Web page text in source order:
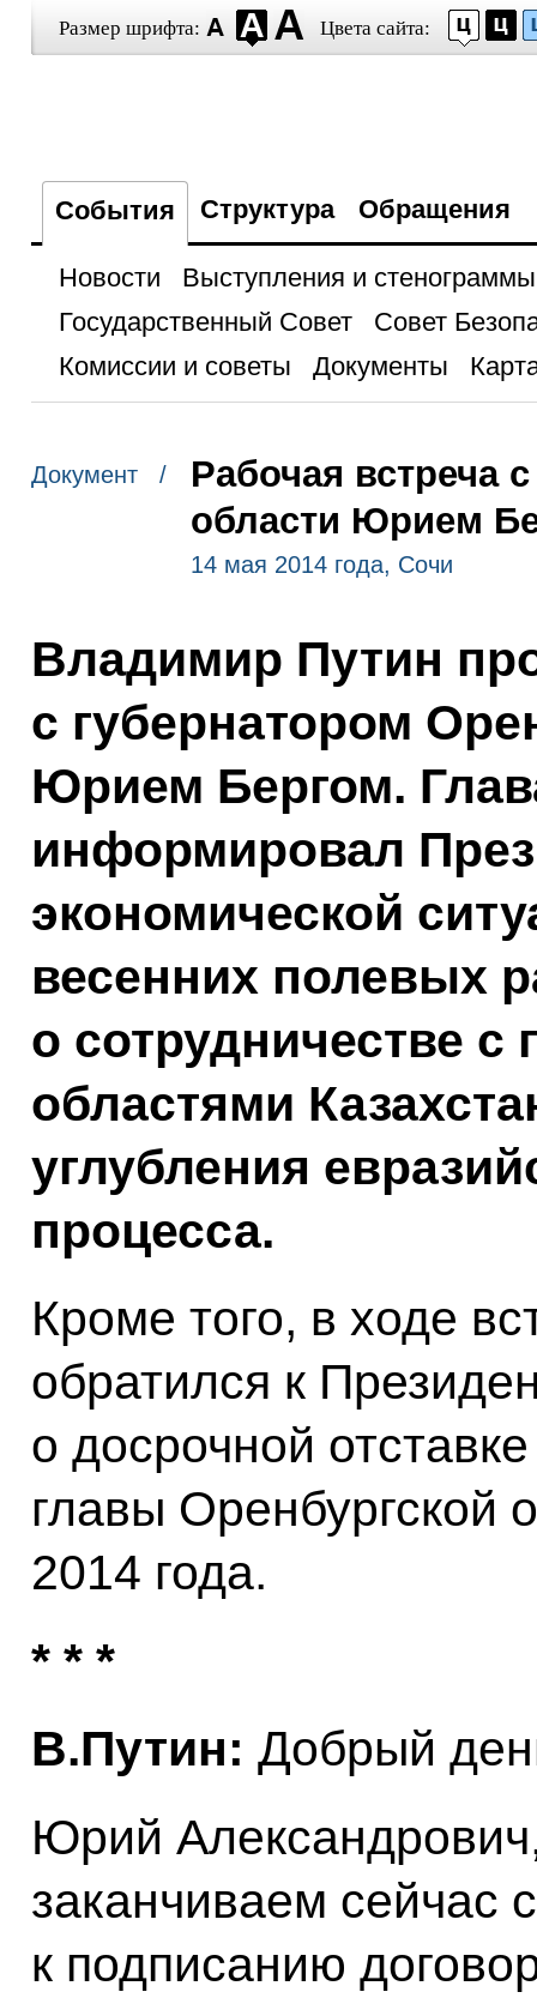
Размер шрифта: Цвета сайта:
События Структура Обращения
Новости
Выступления и стенограммы
Государственный Совет
Совет
Комиссии и советы
Документы
Документ /
Рабочая встреча
области Юрием
14 мая 2014 года, Сочи
Владимир Путин
с губернатором
Юрием Бергом.
информировал
экономической
весенних полевых
о сотрудничестве
областями
углубления
процесса.
Кроме того, в ходе
обратился к
о досрочной
главы Оренбургской
2014 года.
* * *
В.Путин: Добрый
Юрий
заканчиваем сейчас
к подписанию